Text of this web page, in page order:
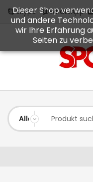
Skype WhatsApp
Dieser Shop
und andere
wir Ihre Erfahrung
Seiten zu